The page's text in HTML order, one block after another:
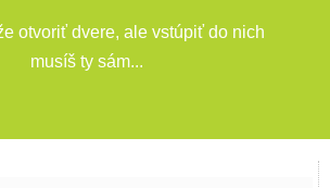
otvoriť dvere, ale vstúpiť do nich
musíš ty sám...